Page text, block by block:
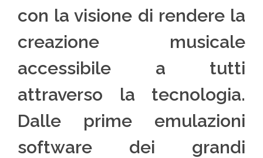
con la visione di rendere la
creazione musicale
accessibile a tutti
attraverso la tecnologia.
Dalle prime emulazioni
software dei grandi